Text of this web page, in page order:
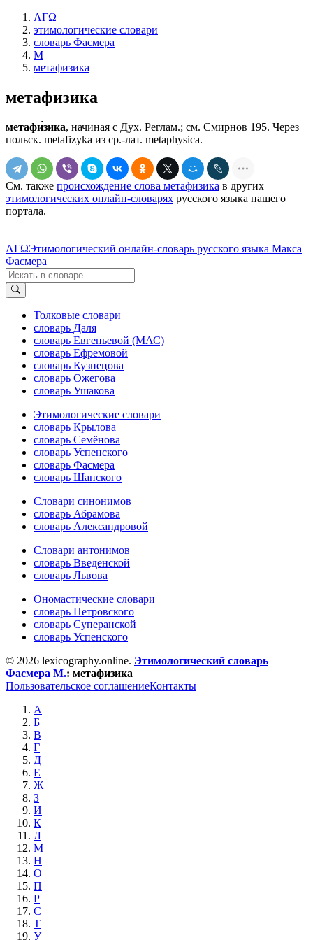
ΛΓΩ
этимологические словари
словарь Фасмера
М
метафизика
метафизика
метафи́зика, начиная с Дух. Реглам.; см. Смирнов 195. Через
польск. metafizyka из ср.-лат. mеtарhуsiса.
См. также происхождение слова метафизика в других
этимологических онлайн-словарях русского языка нашего
портала.
ΛΓΩЭтимологический онлайн-словарь русского языка Макса
Фасмера
Толковые словари
словарь Даля
словарь Евгеньевой (МАС)
словарь Ефремовой
словарь Кузнецова
словарь Ожегова
словарь Ушакова
Этимологические словари
словарь Крылова
словарь Семёнова
словарь Успенского
словарь Фасмера
словарь Шанского
Словари синонимов
словарь Абрамова
словарь Александровой
Словари антонимов
словарь Введенской
словарь Львова
Ономастические словари
словарь Петровского
словарь Суперанской
словарь Успенского
© 2026 lexicography.online. Этимологический словарь
Фасмера М.: метафизика
Пользовательское соглашениеКонтакты
А
Б
В
Г
Д
Е
Ж
З
И
К
Л
М
Н
О
П
Р
С
Т
У